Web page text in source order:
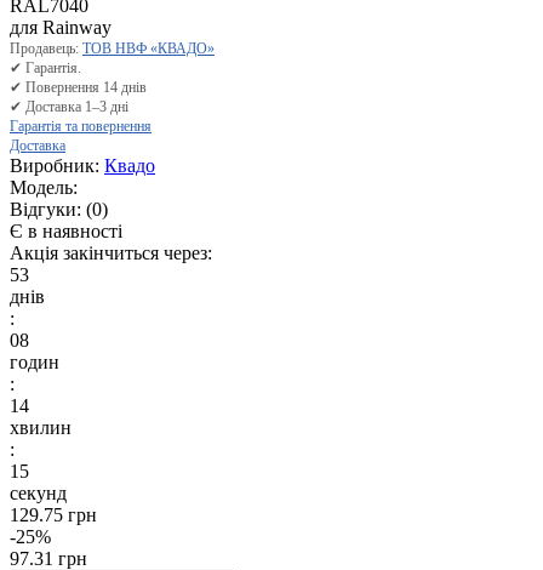
Продавець: ТОВ НВФ «КВАДО»
✔ Гарантія.
✔ Повернення 14 днів
✔ Доставка 1–3 дні
Гарантія та повернення
Доставка
Виробник: Квадо
Модель:
Відгуки: (0)
Є в наявності
Акція закінчиться через:
53
днів
:
08
годин
:
14
хвилин
:
14
секунд
129.75 грн
-25%
97.31 грн